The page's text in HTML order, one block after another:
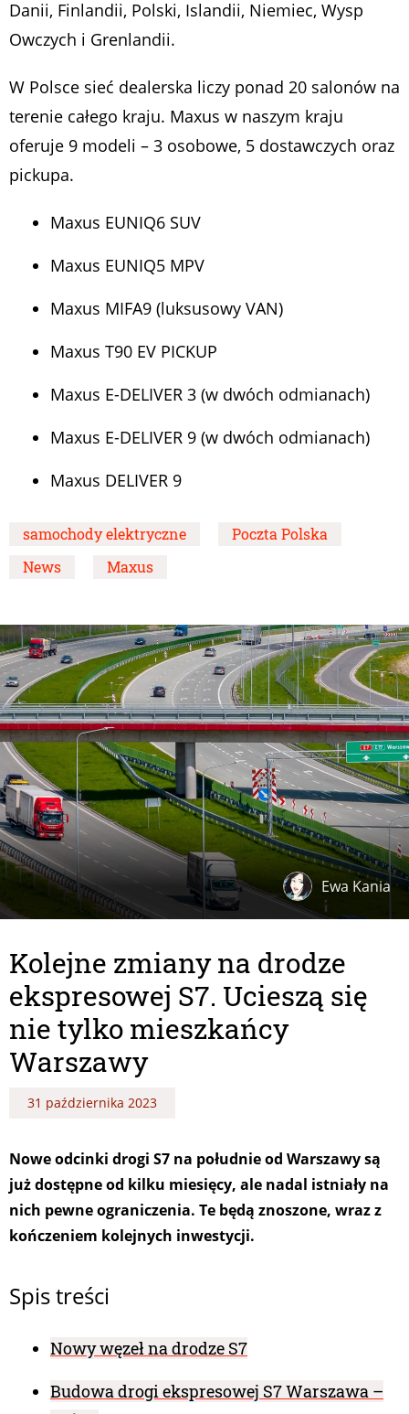
Danii, Finlandii, Polski, Islandii, Niemiec, Wysp
Owczych i Grenlandii.
W Polsce sieć dealerska liczy ponad 20 salonów na
terenie całego kraju. Maxus w naszym kraju
oferuje 9 modeli – 3 osobowe, 5 dostawczych oraz
pickupa.
Maxus EUNIQ6 SUV
Maxus EUNIQ5 MPV
Maxus MIFA9 (luksusowy VAN)
Maxus T90 EV PICKUP
Maxus E-DELIVER 3 (w dwóch odmianach)
Maxus E-DELIVER 9 (w dwóch odmianach)
Maxus DELIVER 9
samochody elektryczne
Poczta Polska
News
Maxus
Ewa Kania
Kolejne zmiany na drodze
ekspresowej S7. Ucieszą się
nie tylko mieszkańcy
Warszawy
31 października 2023
Nowe odcinki drogi S7 na południe od Warszawy są
już dostępne od kilku miesięcy, ale nadal istniały na
nich pewne ograniczenia. Te będą znoszone, wraz z
kończeniem kolejnych inwestycji.
Spis treści
Nowy węzeł na drodze S7
Budowa drogi ekspresowej S7 Warszawa –